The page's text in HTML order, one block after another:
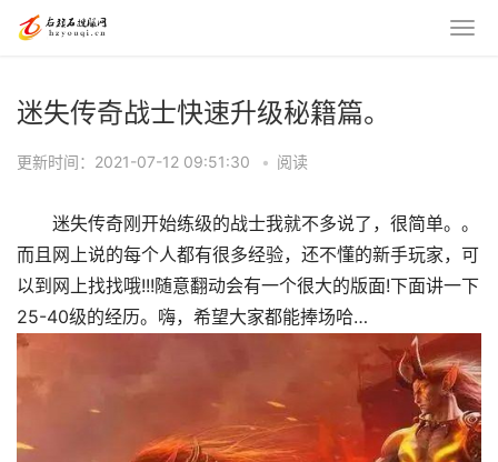
迷失传奇战士快速升级秘籍篇。
更新时间：2021-07-12 09:51:30 • 阅读
迷失传奇刚开始练级的战士我就不多说了，很简单。。
而且网上说的每个人都有很多经验，还不懂的新手玩家，可
以到网上找找哦!!!随意翻动会有一个很大的版面!下面讲一下
25-40级的经历。嗨，希望大家都能捧场哈…